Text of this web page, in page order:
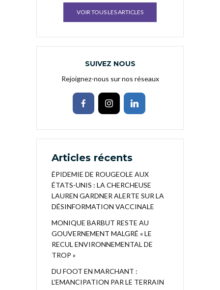
VOIR TOUS LES ARTICLES
SUIVEZ NOUS
Rejoignez-nous sur nos réseaux
Articles récents
ÉPIDEMIE DE ROUGEOLE AUX
ÉTATS-UNIS : LA CHERCHEUSE
LAUREN GARDNER ALERTE SUR LA
DÉSINFORMATION VACCINALE
MONIQUE BARBUT RESTE AU
GOUVERNEMENT MALGRÉ « LE
RECUL ENVIRONNEMENTAL DE
TROP »
DU FOOT EN MARCHANT :
L’EMANCIPATION PAR LE TERRAIN